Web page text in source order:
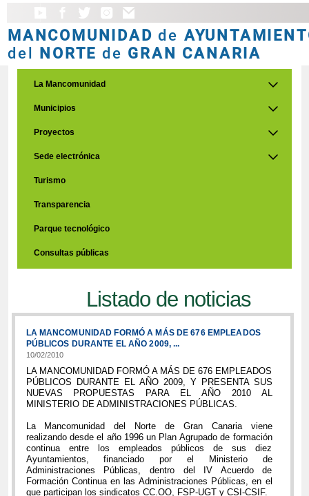
MANCOMUNIDAD de
del NORTE de GRAN CANARIA
La Mancomunidad
Municipios
Proyectos
Sede electrónica
Turismo
Transparencia
Parque tecnológico
Consultas públicas
Listado de noticias
LA MANCOMUNIDAD FORMÓ A MÁS DE 676 EMPLEADOS
PÚBLICOS DURANTE EL AÑO 2009, ...
10/02/2010
LA MANCOMUNIDAD FORMÓ A MÁS DE 676 EMPLEADOS
PÚBLICOS DURANTE EL AÑO 2009, Y PRESENTA SUS
NUEVAS PROPUESTAS PARA EL AÑO 2010 AL
MINISTERIO DE ADMINISTRACIONES PÚBLICAS.
La Mancomunidad del Norte de Gran Canaria viene
realizando desde el año 1996 un Plan Agrupado de formación
continua entre los empleados públicos de sus diez
Ayuntamientos, financiado por el Ministerio de
Administraciones Públicas, dentro del IV Acuerdo de
Formación Continua en las Administraciones Públicas, en el
que participan los sindicatos CC.OO, FSP-UGT y CSI-CSIF.